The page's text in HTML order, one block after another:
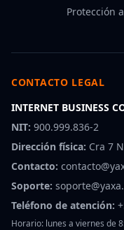
Protección
CONTACTO LEGAL
INTERNET BUSINESS
NIT: 900.999.836-2
Dirección física: Cra 7
Contacto:
Soporte:
Teléfono de atención:
Horario: lunes a viernes de